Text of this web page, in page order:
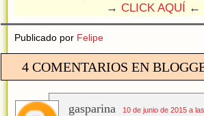
→ CLICK AQUÍ ←
Publicado por Felipe
4 COMENTARIOS EN
gasparina 10 de junio de 2015 a